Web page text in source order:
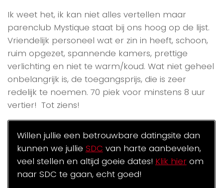
Ik weet het, ik kan niet alles vertellen maar
parenclub Mystique staat bij ons hoog op de lijst.
Vriendelijk personeel wat er zin in heeft, schoon,
ruim opgezet, spannende kamers, prettige
verlichting en niet te warm/koud. Wat niet geheel
onbelangrijk is, de toegangsprijs, die is zeer
redelijk te noemen. 70 piek voor minstens 8 uur
vertier! Tot ziens!
Willen jullie een betrouwbare datingsite dan
kunnen we jullie SDC van harte aanbevelen,
veel stellen en altijd goeie dates! Klik hierom
naar SDC te gaan, echt goed!